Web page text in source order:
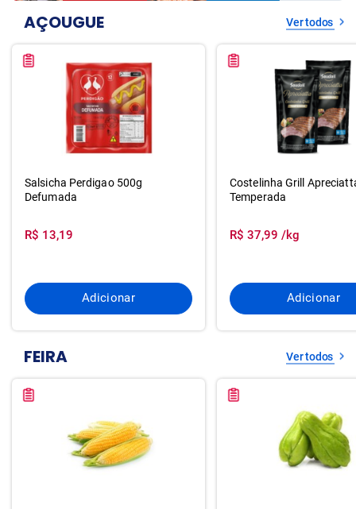
AÇOUGUE Ver todos
Salsicha Perdigao 500g
Defumada
R$ 13,19
Adicionar
Costelinha Grill
Temperada
R$ 37,99 /kg
Adicionar
FEIRA Ver todos